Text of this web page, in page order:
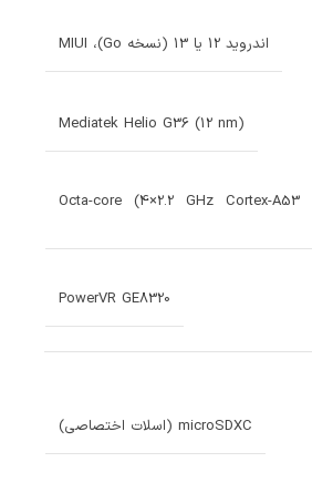
اندروید 12 یا 13 (نسخه Go)، MIUI
Mediatek Helio G36 (12 nm)
Octa-core (4×2.2 GHz Cortex-
PowerVR GE8320
microSDXC (اسلات اختصاصی)